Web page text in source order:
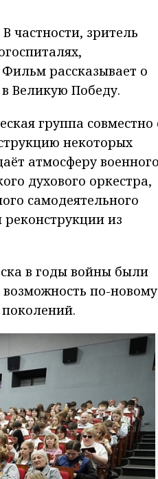
частности, зритель
рассказывает о
Великую Победу.
группа совместно
некоторых
атмосферу военного
духового оркестра,
самодеятельного
из
в годы войны были
по-новому
поколений.